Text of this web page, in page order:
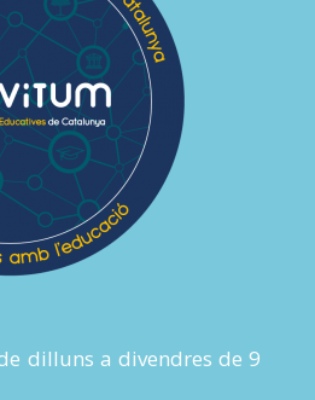
dilluns a divendres de 9